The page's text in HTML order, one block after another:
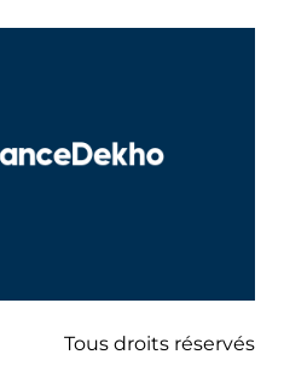
Tous droits réservés